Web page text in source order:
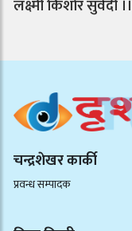
लक्ष्मी किशोर सुवेदी
चन्द्रशेखर कार्की
प्रवन्ध सम्पादक